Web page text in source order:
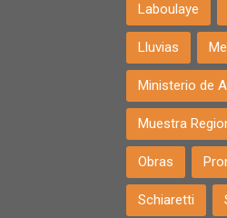
Laboulaye
Lluvias
Ministerio de
Muestra
Obras
Schiaretti